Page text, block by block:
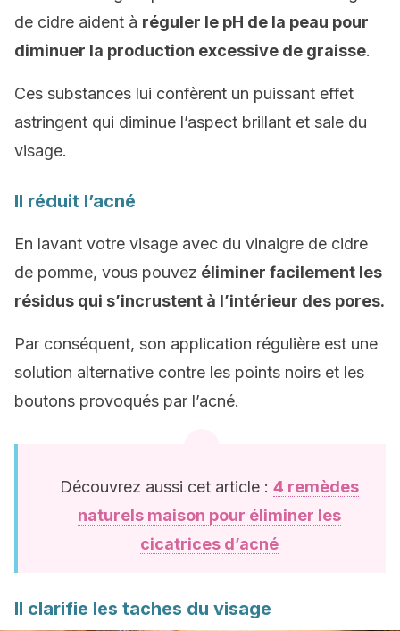
de cidre aident à réguler le pH de la peau pour
diminuer la production excessive de graisse.
Ces substances lui confèrent un puissant effet
astringent qui diminue l’aspect brillant et sale du
visage.
Il réduit l’acné
En lavant votre visage avec du vinaigre de cidre
de pomme, vous pouvez éliminer facilement les
résidus qui s’incrustent à l’intérieur des pores.
Par conséquent, son application régulière est une
solution alternative contre les points noirs et les
boutons provoqués par l’acné.
Découvrez aussi cet article : 4 remèdes
naturels maison pour éliminer les
cicatrices d’acné
Il clarifie les taches du visage